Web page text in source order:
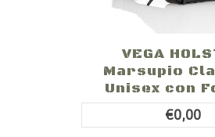
VEGA
Marsupio
Unisex con
€0,00